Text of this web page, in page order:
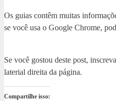
Os guias contêm muitas
se você usa o Google Chrome,
Se você gostou deste post,
laterial direita da página.
Compartilhe isso: